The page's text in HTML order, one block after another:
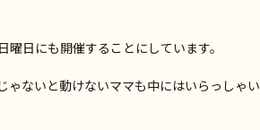
日にも開催することにしています。
ないと動けないママも中にはいらっしゃい